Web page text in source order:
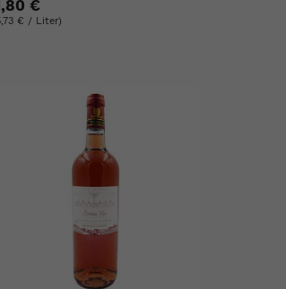
€
€ / Liter)